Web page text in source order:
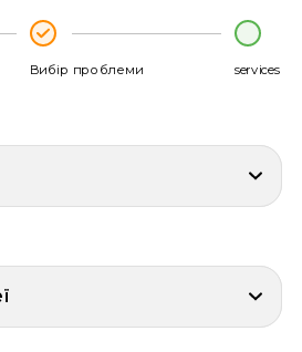
Вибір проблеми services